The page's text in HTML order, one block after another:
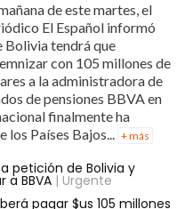
de este martes, el
El Español informó
Bolivia tendrá que
con 105 millones de
a la administradora de
de pensiones BBVA en
finalmente ha
los Países Bajos... + más
petición de Bolivia y
BBVA| Urgente
pagar $us 105 millones